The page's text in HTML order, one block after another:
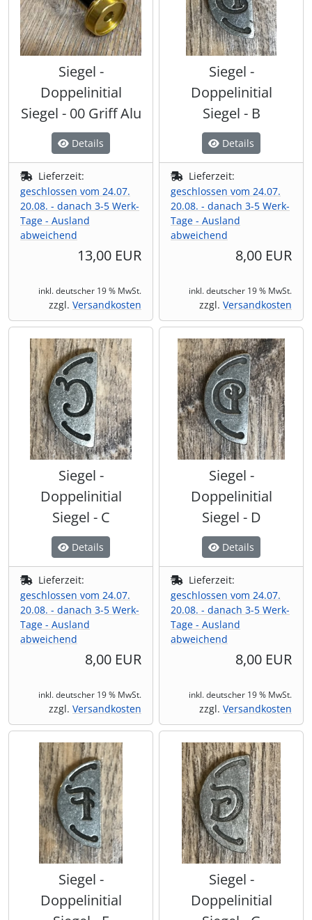
Siegel -
Doppelinitial
Siegel - 00 Griff Alu
Details
Lieferzeit:
geschlossen vom 24.07.
20.08. - danach 3-5 Werk-
Tage - Ausland
abweichend
13,00 EUR
inkl. deutscher 19 % MwSt.
zzgl. Versandkosten
Siegel -
Doppelinitial
Siegel - B
Details
Lieferzeit:
geschlossen vom 24.07.
20.08. - danach 3-5 Werk-
Tage - Ausland
abweichend
8,00 EUR
inkl. deutscher 19 % MwSt.
zzgl. Versandkosten
Siegel -
Doppelinitial
Siegel - C
Details
Lieferzeit:
geschlossen vom 24.07.
20.08. - danach 3-5 Werk-
Tage - Ausland
abweichend
8,00 EUR
inkl. deutscher 19 % MwSt.
zzgl. Versandkosten
Siegel -
Doppelinitial
Siegel - D
Details
Lieferzeit:
geschlossen vom 24.07.
20.08. - danach 3-5 Werk-
Tage - Ausland
abweichend
8,00 EUR
inkl. deutscher 19 % MwSt.
zzgl. Versandkosten
Siegel -
Doppelinitial
Siegel -
Doppelinitial